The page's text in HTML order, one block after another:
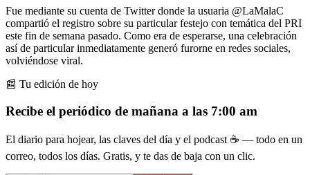
Fue mediante su cuenta de Twitter donde la usuaria @LaMalaC
compartió el registro sobre su particular festejo con temática del PRI
este fin de semana pasado. Como era de esperarse, una celebración
así de particular inmediatamente generó furorne en redes sociales,
volviéndose viral.
📰 Tu edición de hoy
Recibe el periódico de mañana a las 7:00 am
El diario para hojear, las claves del día y el podcast ☕ — todo en un
correo, todos los días. Gratis, y te das de baja con un clic.